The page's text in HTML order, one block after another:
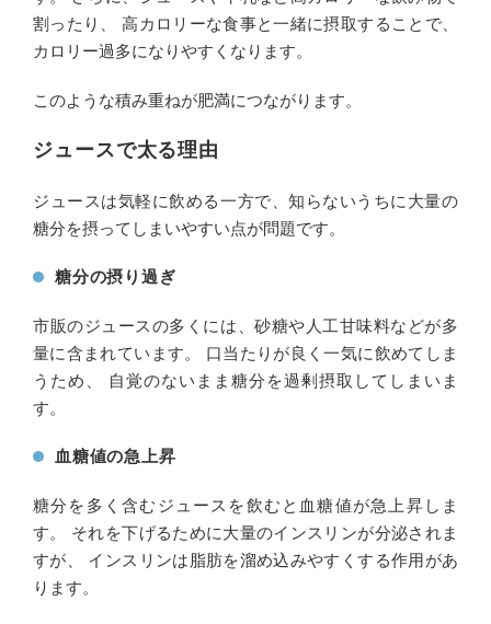
割ったり、 高カロリーな食事と一緒に摂取することで、
カロリー過多になりやすくなります。
このような積み重ねが肥満につながります。
ジュースで太る理由
ジュースは気軽に飲める一方で、知らないうちに大量の
糖分を摂ってしまいやすい点が問題です。
糖分の摂り過ぎ
市販のジュースの多くには、砂糖や人工甘味料などが多
量に含まれています。 口当たりが良く一気に飲めてしま
うため、 自覚のないまま糖分を過剰摂取してしまいま
す。
血糖値の急上昇
糖分を多く含むジュースを飲むと血糖値が急上昇しま
す。 それを下げるために大量のインスリンが分泌されま
すが、 インスリンは脂肪を溜め込みやすくする作用があ
ります。